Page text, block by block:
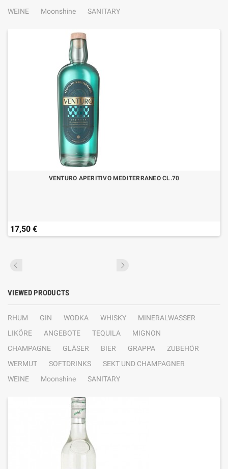
WEINE Moonshine SANITARY
VENTURO APERITIVO MEDITERRANEO CL.70
17,50 €
VIEWED PRODUCTS
RHUM GIN WODKA WHISKY
MINERALWASSER
LIKÖRE
ANGEBOTE TEQUILA
MIGNON
CHAMPAGNE
GLÄSER BIER GRAPPA
ZUBEHÖR
WERMUT
SOFTDRINKS
SEKT UND CHAMPAGNER
WEINE
Moonshine SANITARY